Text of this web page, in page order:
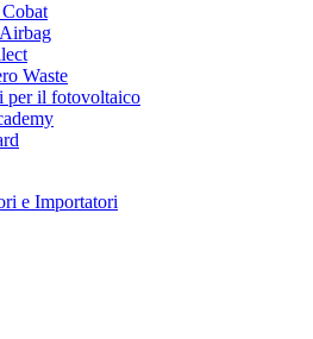
Waste
per il fotovoltaico
e Importatori